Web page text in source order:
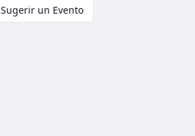
Sugerir un Evento